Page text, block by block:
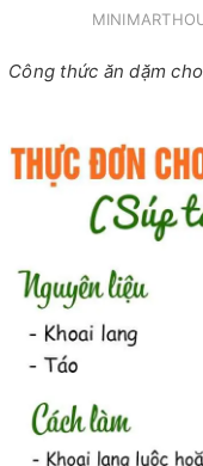
Công thức ăn dặm